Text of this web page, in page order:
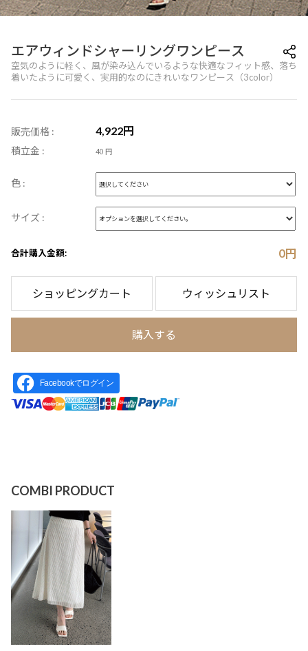
エアウィンドシャーリングワンピース
空気のように軽く、風が染み込んでいるような快適なフィット感、落ち
着いたように可愛く、実用的なのにきれいなワンピース（3color）
販売価格 : 4,922円
積立金 : 40 円
色 :
サイズ :
合計購入金額: 0円
ショッピングカート ウィッシュリスト
購入する
Facebookでログイン
COMBI PRODUCT